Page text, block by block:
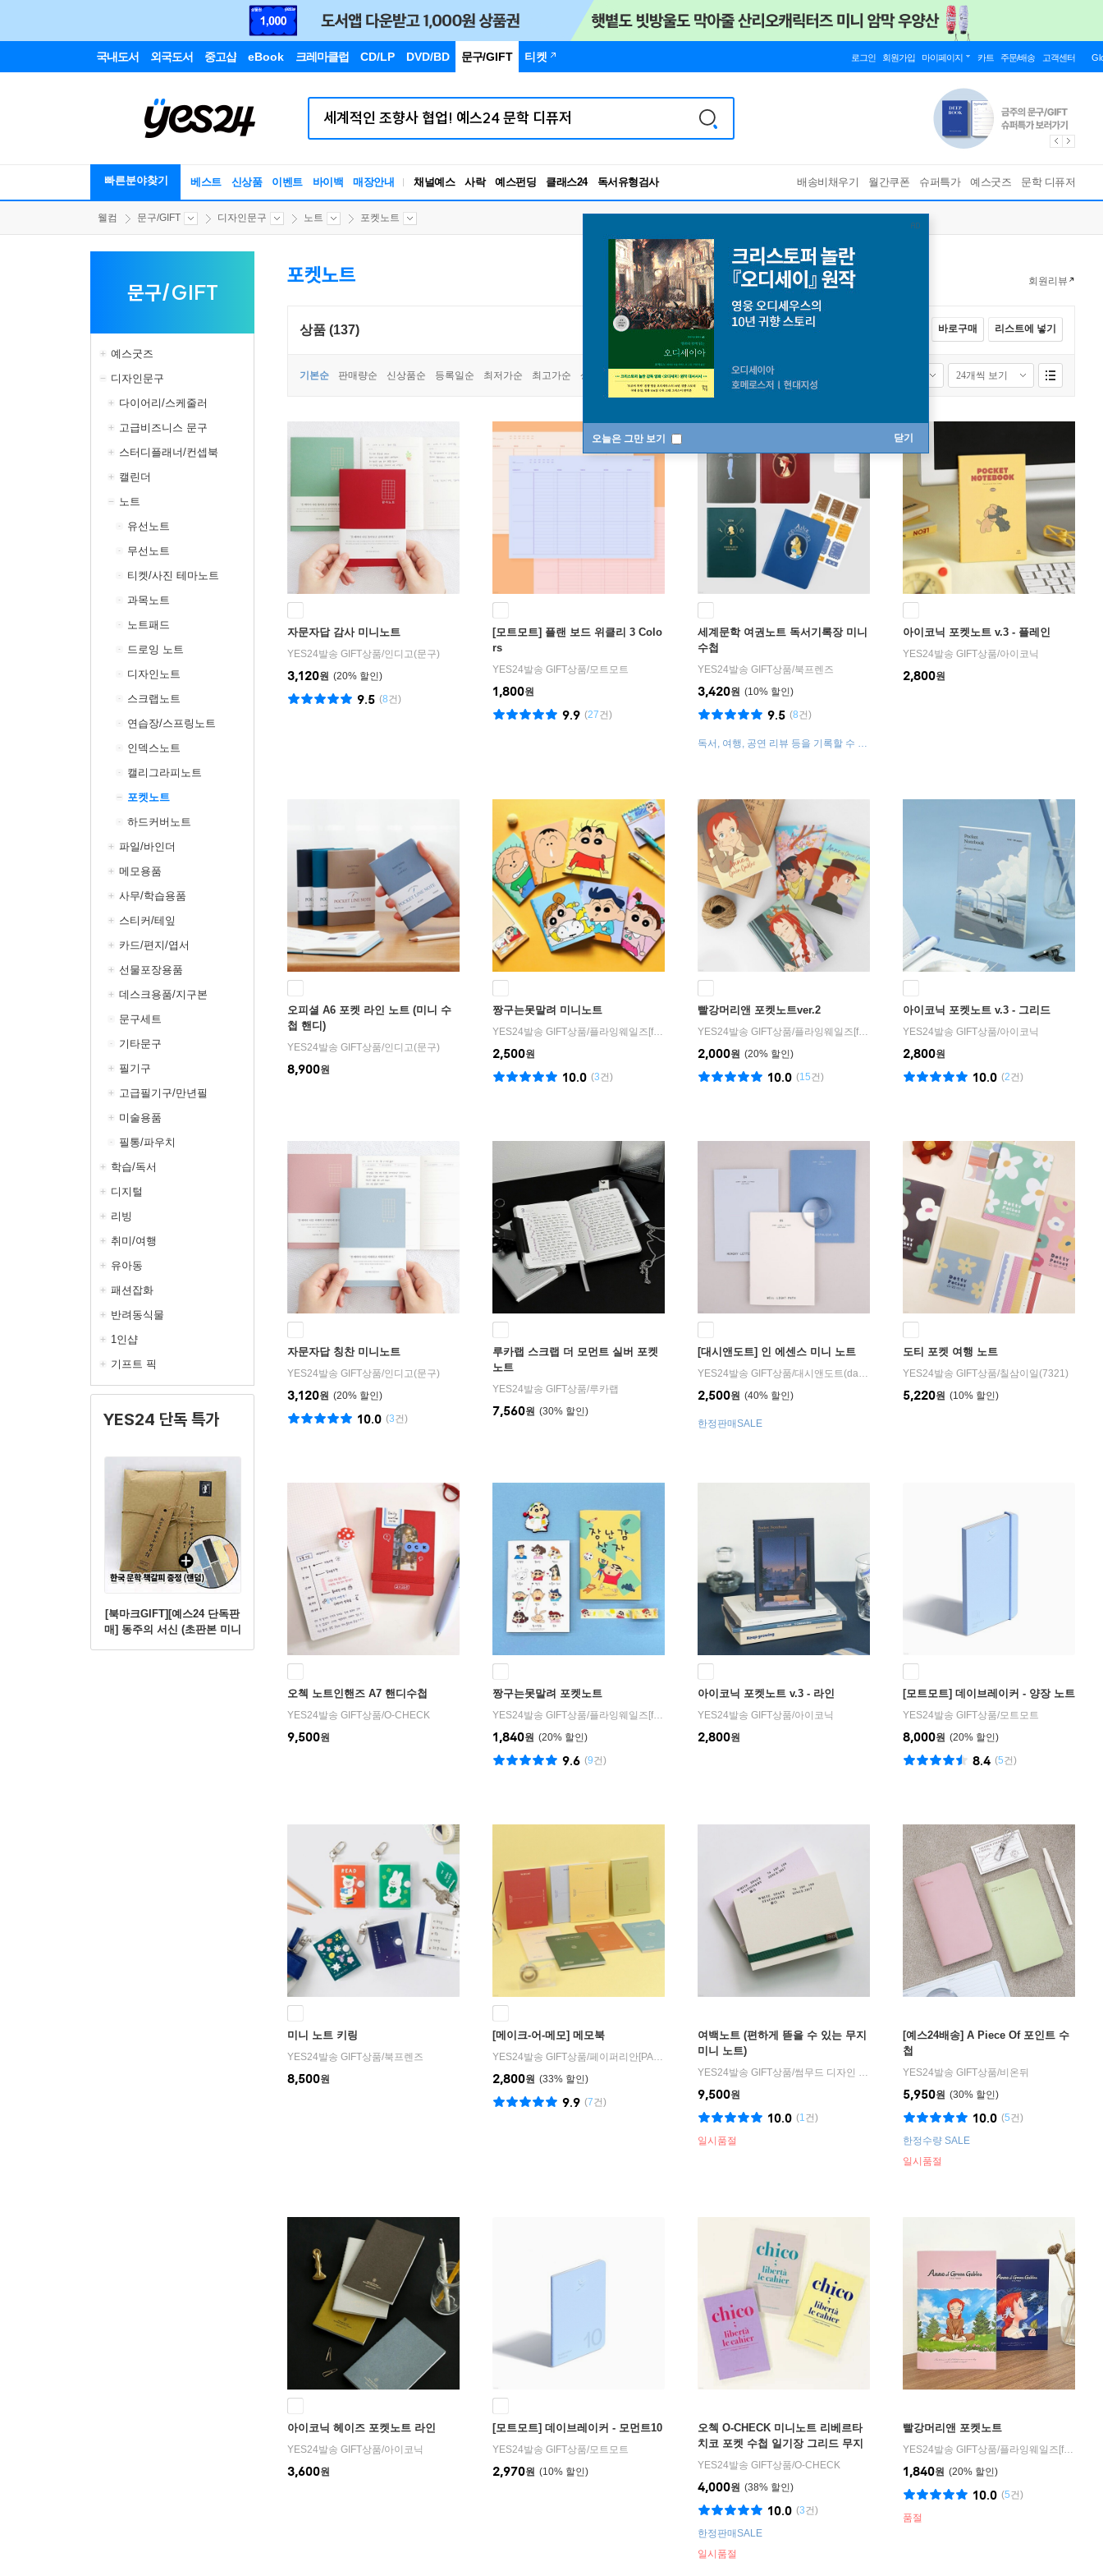
국내도서 외국도서 중고샵 eBook 크레마클럽 CD/LP DVD/BD 문구/GIFT 티켓 로그인 회원가입 마이페이지 카트 주문/배송 고객센터
빠른분야찾기 베스트 신상품 이벤트 바이백 매장안내 채널예스 사락 예스펀딩 클래스24
독서유형검사
RBTI Lab
독서유형검사
배송비채우기 월간쿠폰 슈퍼특가 예스굿즈 문학 디퓨저
오늘은 그만 보기 닫기
웰컴 문구/GIFT 디자인문구 노트 포켓노트
문구/GIFT
예스굿즈
디자인문구
다이어리/스케줄러
고급비즈니스 문구
스터디플래너/컨셉북
캘린더
노트
유선노트
무선노트
티켓/사진 테마노트
과목노트
노트패드
드로잉 노트
디자인노트
스크랩노트
연습장/스프링노트
인덱스노트
캘리그라피노트
포켓노트
하드커버노트
파일/바인더
메모용품
사무/학습용품
스티커/테잎
카드/편지/엽서
선물포장용품
데스크용품/지구본
문구세트
기타문구
필기구
고급필기구/만년필
미술용품
필통/파우치
학습/독서
디지털
리빙
취미/여행
유아동
패션잡화
반려동식물
1인샵
기프트 픽
YES24 단독 특가
[북마크GIFT][예스24 단독판
매] 동주의 서신 (초판본 미니
포켓노트 회원리뷰
상품 (137) 전체선택 바로구매 리스트에 넣기
기본순 판매량순 신상품순 등록일순 최저가순 최고가순 상품명순 쿠폰상품 보기
자문자답 감사 미니노트
YES24발송 GIFT상품/인디고(문구)
20%
3,120원
(8건)
9.5
[모트모트] 플랜 보드 위클리 3 Colo
rs
YES24발송 GIFT상품/모트모트
1,800원
(27건)
9.9
세계문학 여권노트 독서기록장 미니
수첩
YES24발송 GIFT상품/북프렌즈
10%
3,420원
(8건)
9.5
독서, 여행, 공연 리뷰 등을 기록할 수 있
아이코닉 포켓노트 v.3 - 플레인
YES24발송 GIFT상품/아이코닉
2,800원
오피셜 A6 포켓 라인 노트 (미니 수
첩 핸디)
YES24발송 GIFT상품/인디고(문구)
8,900원
짱구는못말려 미니노트
YES24발송 GIFT상품/플라잉웨일즈[flying whales]
2,500원
(3건)
10.0
빨강머리앤 포켓노트ver.2
YES24발송 GIFT상품/플라잉웨일즈[flying whales]
20%
2,000원
(15건)
10.0
아이코닉 포켓노트 v.3 - 그리드
YES24발송 GIFT상품/아이코닉
2,800원
(2건)
10.0
자문자답 칭찬 미니노트
YES24발송 GIFT상품/인디고(문구)
20%
3,120원
(3건)
10.0
루카랩 스크랩 더 모먼트 실버 포켓
노트
YES24발송 GIFT상품/루카랩
30%
7,560원
[대시앤도트] 인 에센스 미니 노트
YES24발송 GIFT상품/대시앤도트(dash&dot)
40%
2,500원
한정판매SALE
도티 포켓 여행 노트
YES24발송 GIFT상품/칠삼이일(7321)
10%
5,220원
오첵 노트인핸즈 A7 핸디수첩
YES24발송 GIFT상품/O-CHECK
9,500원
짱구는못말려 포켓노트
YES24발송 GIFT상품/플라잉웨일즈[flying whales]
20%
1,840원
(9건)
9.6
아이코닉 포켓노트 v.3 - 라인
YES24발송 GIFT상품/아이코닉
2,800원
[모트모트] 데이브레이커 - 양장 노트
YES24발송 GIFT상품/모트모트
20%
8,000원
(5건)
8.4
미니 노트 키링
YES24발송 GIFT상품/북프렌즈
8,500원
[메이크-어-메모] 메모북
YES24발송 GIFT상품/페이퍼리안[PAPERIAN]
33%
2,800원
(7건)
9.9
여백노트 (편하게 뜯을 수 있는 무지
미니 노트)
YES24발송 GIFT상품/썸무드 디자인 (some mood design)
9,500원
(1건)
10.0
일시품절
[예스24배송] A Piece Of 포인트 수
첩
YES24발송 GIFT상품/비온뒤
30%
5,950원
(5건)
10.0
일시품절
한정수량 SALE
아이코닉 헤이즈 포켓노트 라인
YES24발송 GIFT상품/아이코닉
3,600원
[모트모트] 데이브레이커 - 모먼트10
YES24발송 GIFT상품/모트모트
10%
2,970원
오첵 O-CHECK 미니노트 리베르타
치코 포켓 수첩 일기장 그리드 무지
반반 노트
YES24발송 GIFT상품/O-CHECK
38%
4,000원
(3건)
10.0
일시품절
한정판매SALE
빨강머리앤 포켓노트
YES24발송 GIFT상품/플라잉웨일즈[flying whales]
20%
1,840원
(5건)
10.0
품절